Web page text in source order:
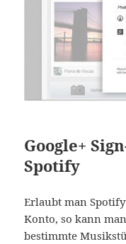
Google+
Spotify
Erlaubt man
Konto, so kann
bestimmte